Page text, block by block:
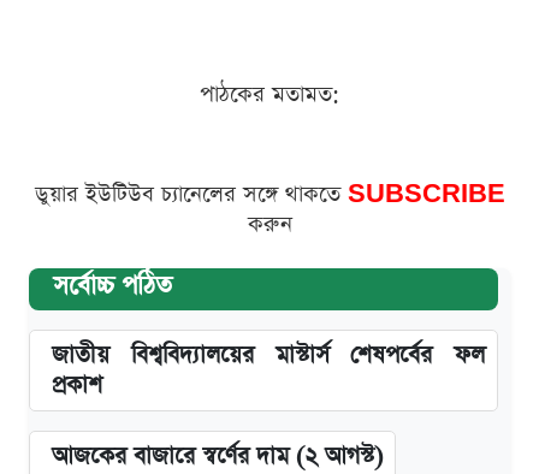
পাঠকের মতামত:
ডুয়ার ইউটিউব চ্যানেলের সঙ্গে থাকতে SUBSCRIBE
করুন
সর্বোচ্চ পঠিত
জাতীয় বিশ্ববিদ্যালয়ের মাস্টার্স শেষপর্বের ফল
প্রকাশ
আজকের বাজারে স্বর্ণের দাম (২ আগস্ট)